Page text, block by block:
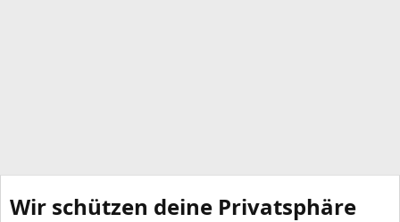
Wir schützen deine Privatsphäre